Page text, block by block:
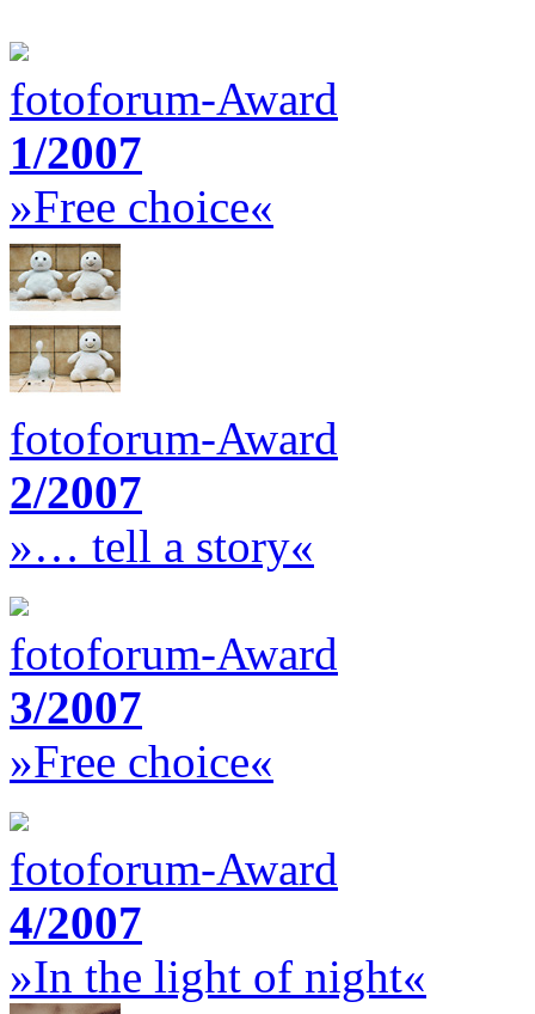
fotoforum-Award
1/2007
»Free choice«
fotoforum-Award
2/2007
»… tell a story«
fotoforum-Award
3/2007
»Free choice«
fotoforum-Award
4/2007
»In the light of night«